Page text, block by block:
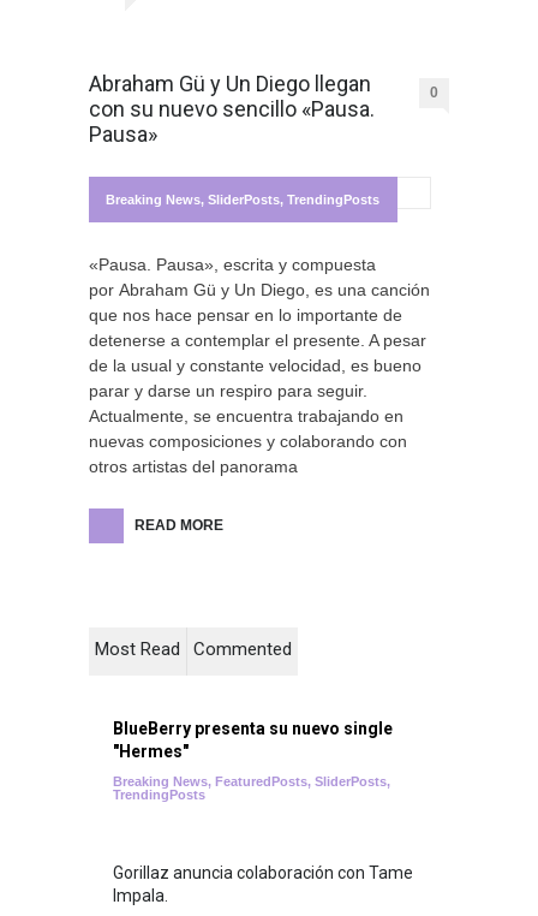
Abraham Gü y Un Diego llegan
con su nuevo sencillo «Pausa.
Pausa»
0
Breaking News, SliderPosts, TrendingPosts
«Pausa. Pausa», escrita y compuesta
por Abraham Gü y Un Diego, es una canción
que nos hace pensar en lo importante de
detenerse a contemplar el presente. A pesar
de la usual y constante velocidad, es bueno
parar y darse un respiro para seguir.
Actualmente, se encuentra trabajando en
nuevas composiciones y colaborando con
otros artistas del panorama
READ MORE
Most Read Commented
BlueBerry presenta su nuevo single
"Hermes"
Breaking News, FeaturedPosts, SliderPosts,
TrendingPosts
Gorillaz anuncia colaboración con Tame
Impala.